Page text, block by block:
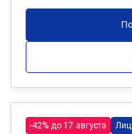
-42% до 17 августа